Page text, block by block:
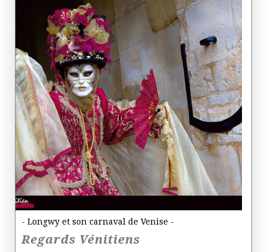
- Longwy et son carnaval de Venise -
Regards Vénitiens